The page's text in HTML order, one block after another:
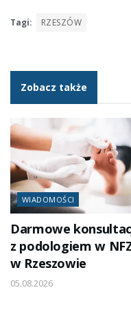
Tagi: RZESZÓW
Zobacz także
WIADOMOŚCI
Darmowe
z podologiem w
w Rzeszowie
05.08.2026